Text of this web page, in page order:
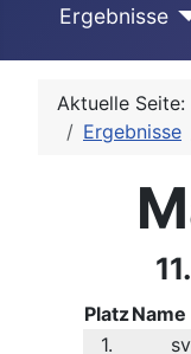
Ergebnisse
Aktuelle Seite:
Ergebnisse
PlatzName
1.